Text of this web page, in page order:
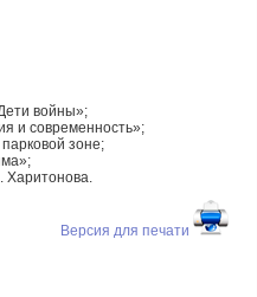
войны»;
и современность»;
зоне;
Харитонова.
Версия для печати